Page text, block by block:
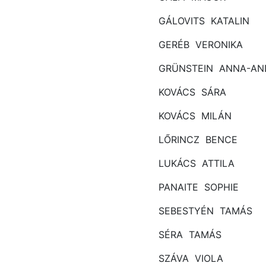
GÁLOVITS KATALIN
GERÉB VERONIKA
GRÜNSTEIN ANNA-
KOVÁCS SÁRA
KOVÁCS MILÁN
LŐRINCZ BENCE
LUKÁCS ATTILA
PANAITE SOPHIE
SEBESTYÉN TAMÁS
SÉRA TAMÁS
SZÁVA VIOLA